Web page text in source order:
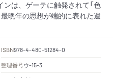
は、ゲーテに触発されて「色
晩年の思想が端的に表れた遺
ISBN978-4-480-51284-0
整理番号ウ-15-3